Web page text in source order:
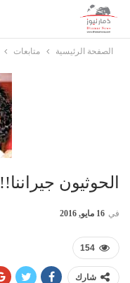
الصفحة الرئيسية متابعات
الحوثيون جيراننا!!
في 16 مايو, 2016
154
شارك